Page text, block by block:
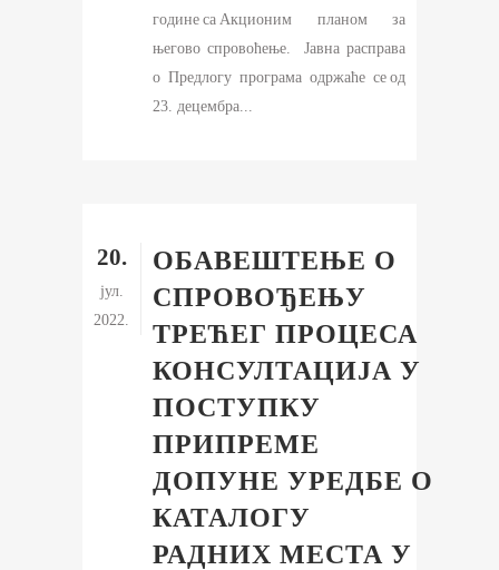
године са Акционим планом за
његово спровоћење. Јавна расправа
о Предлогу програма одржаће се од
23. децембра...
20.
јул.
2022.
ОБАВЕШТЕЊЕ О
СПРОВОЂЕЊУ
ТРЕЋЕГ ПРОЦЕСА
КОНСУЛТАЦИЈА У
ПОСТУПКУ
ПРИПРЕМЕ
ДОПУНЕ УРЕДБЕ О
КАТАЛОГУ
РАДНИХ МЕСТА У